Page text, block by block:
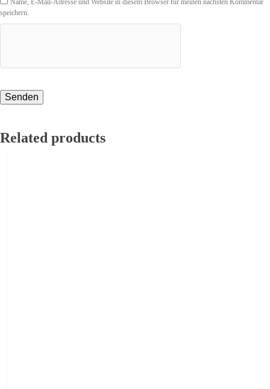
Name, E-Mail-Adresse und Website in diesem Browser für meinen nächsten Kommentar
speichern.
Related products